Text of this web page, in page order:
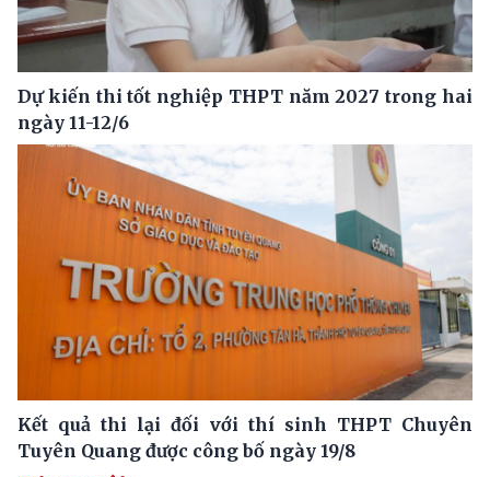
Dự kiến thi tốt nghiệp THPT năm 2027 trong hai
ngày 11-12/6
Kết quả thi lại đối với thí sinh THPT Chuyên
Tuyên Quang được công bố ngày 19/8